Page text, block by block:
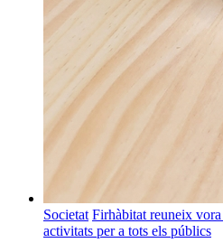
Societat Firhàbitat reuneix
activitats per a tots els públics